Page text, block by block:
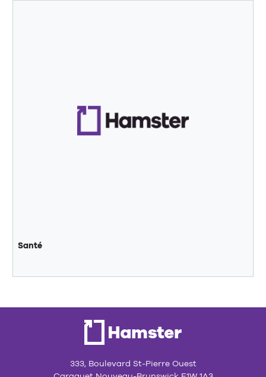
Santé
333, Boulevard St-Pierre Ouest